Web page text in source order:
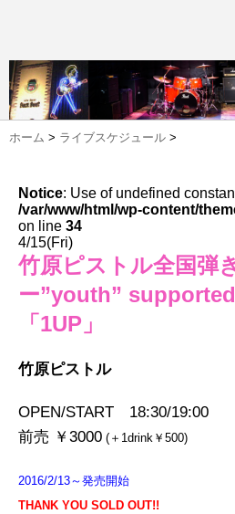
ホーム > ライブスケジュール >
Notice: Use of undefined
/var/www/html/wp-content/
on line 34
4/15(Fri)
竹原ピストル全国弾
ー”youth”
「1UP」
竹原ピストル
OPEN/START 18:30/19:00
前売 ￥3000 (＋1drink￥500)
2016/2/13～発売開始
THANK YOU SOLD OUT!!